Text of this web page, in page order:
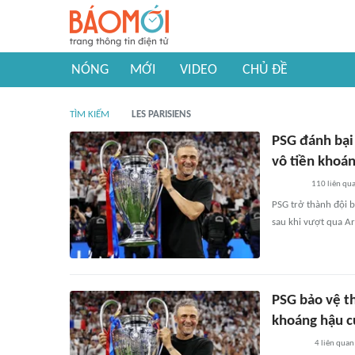
NÓNG MỚI VIDEO CHỦ ĐỀ
TÌM KIẾM LES PARISIENS
PSG đánh
vô tiền
110liên
PSG trở thành đội
sau khi vượt qua
PSG bảo vệ
khoáng hậu
4 liên quan